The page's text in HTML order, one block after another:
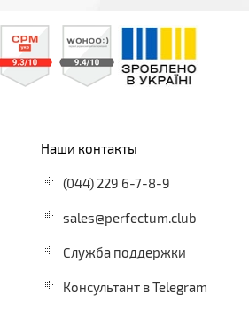
Наши контакты
(044) 229 6-7-8-9
sales@perfectum.club
Служба поддержки
Консультант в Telegram